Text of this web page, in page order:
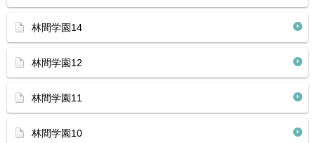
林間学園14
林間学園12
林間学園11
林間学園10